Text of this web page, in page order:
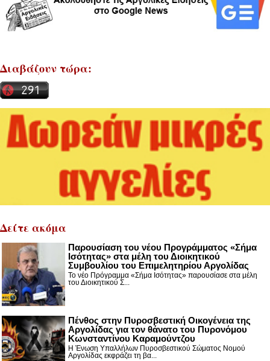
Διαβάζουν τώρα:
Δείτε ακόμα
Παρουσίαση του νέου Προγράμματος «Σήμα
Ισότητας» στα μέλη του Διοικητικού
Συμβουλίου του Επιμελητηρίου Αργολίδας
Το νέο Πρόγραμμα «Σήμα Ισότητας» παρουσίασε στα μέλη
του Διοικητικού Σ...
Πένθος στην Πυροσβεστική Οικογένεια της
Αργολίδας για τον θάνατο του Πυρονόμου
Κωνσταντίνου Καραμούντζου
Η Ένωση Υπαλλήλων Πυροσβεστικού Σώματος Νομού
Αργολίδας εκφράζει τη βα...